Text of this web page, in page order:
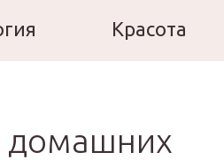
Красота
домашних